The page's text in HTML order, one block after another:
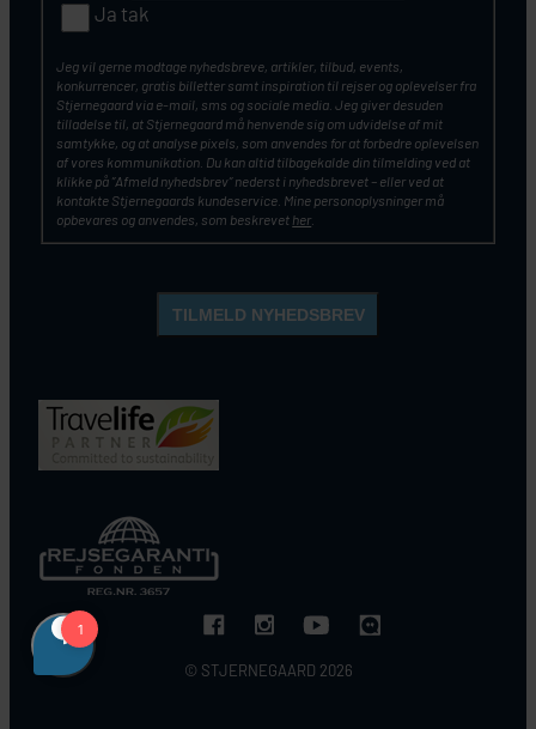
© STJERNEGAARD 2026
Ja tak
Jeg vil gerne modtage nyhedsbreve, artikler, tilbud, events,
konkurrencer, gratis billetter samt inspiration til rejser og oplevelser fra
Stjernegaard via e-mail, sms og sociale media. Jeg giver desuden
tilladelse til, at Stjernegaard må henvende sig om udvidelse af mit
samtykke, og at analyse pixels, som anvendes for at forbedre oplevelsen
af vores kommunikation. Du kan altid tilbagekalde din tilmelding ved at
klikke på ”Afmeld nyhedsbrev” nederst i nyhedsbrevet – eller ved at
kontakte Stjernegaards kundeservice. Mine personoplysninger må
opbevares og anvendes, som beskrevet her